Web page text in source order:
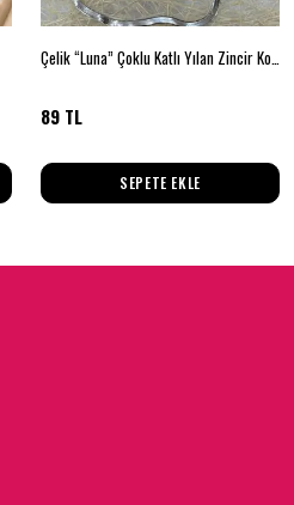
Çelik “Luna” Çoklu Katlı Yılan Zincir Kolye
89 TL
SEPETE EKLE